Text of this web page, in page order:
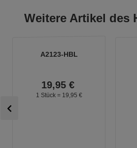
Weitere Artikel des
A2123-HBL
19,95 €
1 Stück = 19, 95 €